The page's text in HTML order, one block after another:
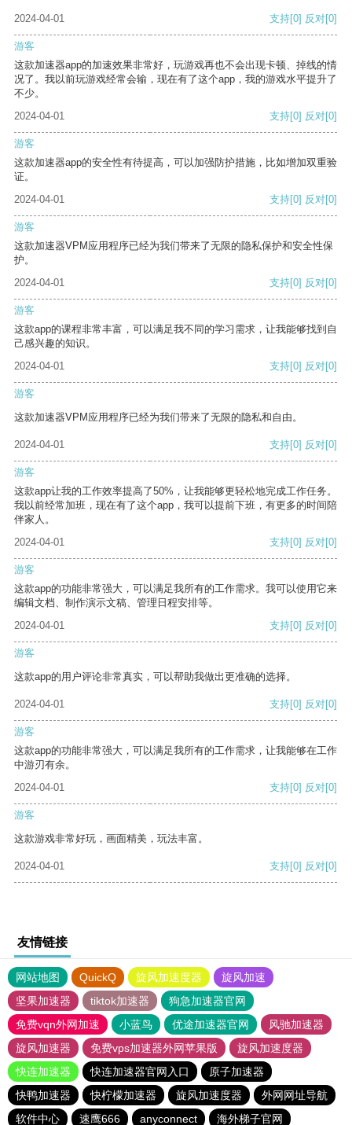
2024-04-01 支持[0] 反对[0]
游客
这款加速器app的加速效果非常好，玩游戏再也不会出现卡顿、掉线的情
况了。我以前玩游戏经常会输，现在有了这个app，我的游戏水平提升了
不少。
2024-04-01
支持[0] 反对[0]
游客
这款加速器app的安全性有待提高，可以加强防护措施，比如增加双重验
证。
2024-04-01
支持[0] 反对[0]
游客
这款加速器VPM应用程序已经为我们带来了无限的隐私保护和安全性保
护。
2024-04-01
支持[0] 反对[0]
游客
这款app的课程非常丰富，可以满足我不同的学习需求，让我能够找到自
己感兴趣的知识。
2024-04-01
支持[0] 反对[0]
游客
这款加速器VPM应用程序已经为我们带来了无限的隐私和自由。
2024-04-01 支持[0] 反对[0]
游客
这款app让我的工作效率提高了50%，让我能够更轻松地完成工作任务。
我以前经常加班，现在有了这个app，我可以提前下班，有更多的时间陪
伴家人。
2024-04-01
支持[0] 反对[0]
游客
这款app的功能非常强大，可以满足我所有的工作需求。我可以使用它来
编辑文档、制作演示文稿、管理日程安排等。
2024-04-01
支持[0] 反对[0]
游客
这款app的用户评论非常真实，可以帮助我做出更准确的选择。
2024-04-01 支持[0] 反对[0]
游客
这款app的功能非常强大，可以满足我所有的工作需求，让我能够在工作
中游刃有余。
2024-04-01
支持[0] 反对[0]
游客
这款游戏非常好玩，画面精美，玩法丰富。
2024-04-01 支持[0] 反对[0]
友情链接
网站地图 QuickQ 旋风加速度器
旋风加速
坚果加速器
tiktok加速器
狗急加速器官网
免费vqn外网加速
小蓝鸟 优途加速器官网
风驰加速器
旋风加速器
免费vps加速器外网苹果版
旋风加速度器
快连加速器
快连加速器官网入口
原子加速器
快鸭加速器
快柠檬加速器 旋风加速度器
外网网址导航
软件中心
速鹰666 anyconnect 海外梯子官网